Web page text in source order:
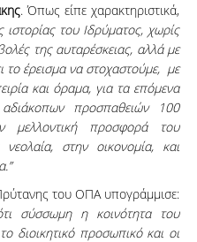
. Όπως είπε χαρακτηριστικά,
του Ιδρύματος, χωρίς
της αυταρέσκειας, αλλά με
το έρεισμα να στοχαστούμε, με
και όραμα, για τα επόμενα
προσπαθειών 100
μελλοντική προσφορά του
στην οικονομία, και
του ΟΠΑ υπογράμμισε:
σύσσωμη η κοινότητα του
διοικητικό προσωπικό και οι